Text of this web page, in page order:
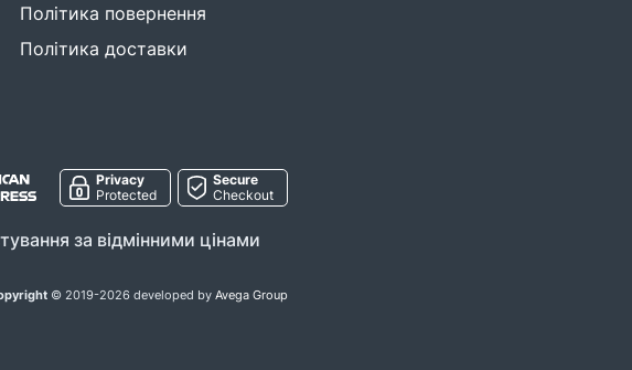
Політика повернення
Політика доставки
Privacy
Protected
Secure
Checkout
за відмінними цінами
© 2019-2026 developed by Avega Group